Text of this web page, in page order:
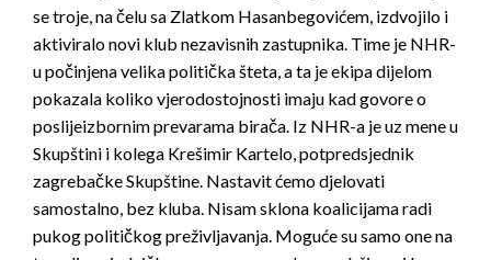
se troje, na čelu sa Zlatkom Hasanbegovićem, izdvojilo i
aktiviralo novi klub nezavisnih zastupnika. Time je NHR-
u počinjena velika politička šteta, a ta je ekipa dijelom
pokazala koliko vjerodostojnosti imaju kad govore o
poslijeizbornim prevarama birača. Iz NHR-a je uz mene u
Skupštini i kolega Krešimir Kartelo, potpredsjednik
zagrebačke Skupštine. Nastavit ćemo djelovati
samostalno, bez kluba. Nisam sklona koalicijama radi
pukog političkog preživljavanja. Moguće su samo one na